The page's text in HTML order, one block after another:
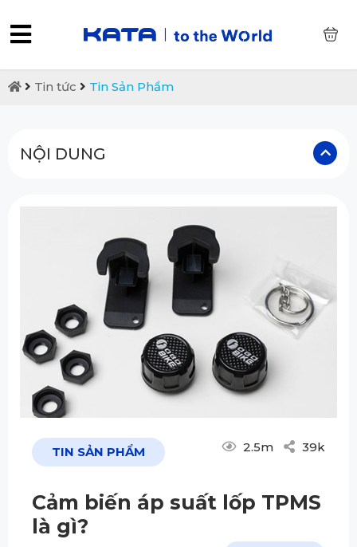
Tin tức Tin Sản Phẩm
NỘI DUNG
TIN SẢN PHẨM 2.5m 39k
Cảm biến áp suất lốp TPMS
là gì?